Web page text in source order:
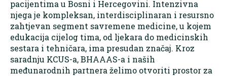
pacijentima u Bosni i Hercegovini. Intenzivna
njega je kompleksan, interdisciplinaran i resursno
zahtjevan segment savremene medicine, u kojem
edukacija cijelog tima, od ljekara do medicinskih
sestara i tehničara, ima presudan značaj. Kroz
saradnju KCUS-a, BHAAAS-a i naših
međunarodnih partnera želimo otvoriti prostor za